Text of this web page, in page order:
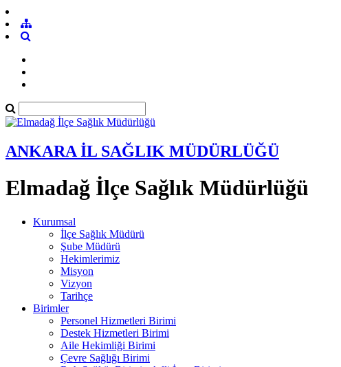
ANKARA İL SAĞLIK MÜDÜRLÜĞÜ
Elmadağ İlçe Sağlık Müdürlüğü
Kurumsal
İlçe Sağlık Müdürü
Şube Müdürü
Hekimlerimiz
Misyon
Vizyon
Tarihçe
Birimler
Personel Hizmetleri Birimi
Destek Hizmetleri Birimi
Aile Hekimliği Birimi
Çevre Sağlığı Birimi